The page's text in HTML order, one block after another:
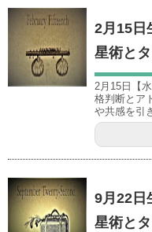
2月15日
星術と
2月15日【
格判断とア
や共感を引
9月22日
星術と